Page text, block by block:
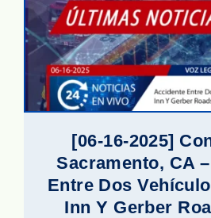
[06-16-2025]
Sacramento, CA
Entre Dos
Inn Y Gerber